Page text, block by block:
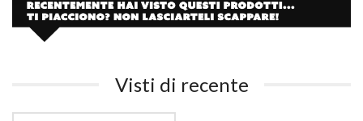
Visti di recente